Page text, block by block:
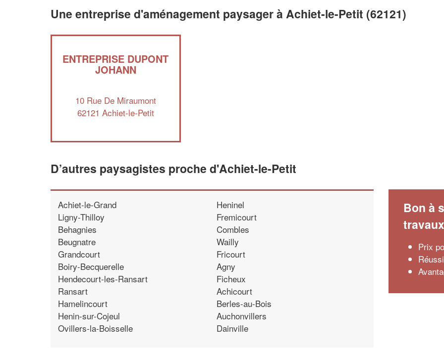
Une entreprise d'aménagement paysager à Achiet-le-Petit (62121)
ENTREPRISE DUPONT
JOHANN
10 Rue De Miraumont
62121 Achiet-le-Petit
D’autres paysagistes proche d'Achiet-le-Petit
Achiet-le-Grand
Ligny-Thilloy
Behagnies
Beugnatre
Grandcourt
Boiry-Becquerelle
Hendecourt-les-Ransart
Ransart
Hamelincourt
Henin-sur-Cojeul
Ovillers-la-Boisselle
Heninel
Fremicourt
Combles
Wailly
Fricourt
Agny
Ficheux
Achicourt
Berles-au-Bois
Auchonvillers
Dainville
Bon à
travaux
Prix